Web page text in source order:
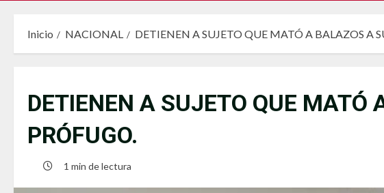
Inicio NACIONAL DETIENEN A SUJETO QUE MATÓ A BALAZOS A
DETIENEN A SUJETO QUE
PRÓFUGO.
1 min de lectura